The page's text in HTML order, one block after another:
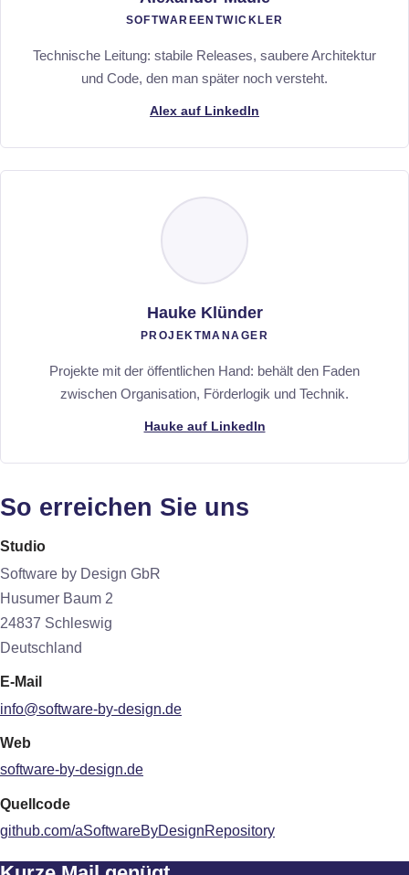
SOFTWAREENTWICKLER
Technische Leitung: stabile Releases, saubere Architektur
und Code, den man später noch versteht.
Alex auf LinkedIn
Hauke Klünder
PROJEKTMANAGER
Projekte mit der öffentlichen Hand: behält den Faden
zwischen Organisation, Förderlogik und Technik.
Hauke auf LinkedIn
So erreichen Sie uns
Studio
Software by Design GbR
Husumer Baum 2
24837 Schleswig
Deutschland
E-Mail
info@software-by-design.de
Web
software-by-design.de
Quellcode
github.com/aSoftwareByDesignRepository